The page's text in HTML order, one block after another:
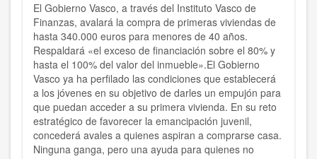
El Gobierno Vasco, a través del Instituto Vasco de
Finanzas, avalará la compra de primeras viviendas de
hasta 340.000 euros para menores de 40 años.
Respaldará «el exceso de financiación sobre el 80% y
hasta el 100% del valor del inmueble».El Gobierno
Vasco ya ha perfilado las condiciones que establecerá
a los jóvenes en su objetivo de darles un empujón para
que puedan acceder a su primera vivienda. En su reto
estratégico de favorecer la emancipación juvenil,
concederá avales a quienes aspiran a comprarse casa.
Ninguna ganga, pero una ayuda para quienes no